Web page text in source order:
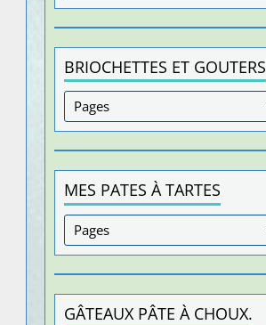
BRIOCHETTES ET GOUTERS
MES PATES À TARTES
GÂTEAUX PÂTE À CHOUX.